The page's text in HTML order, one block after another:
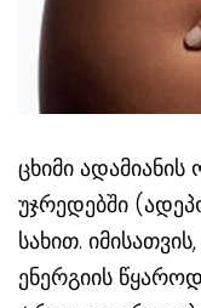
ცხიმი ადამიანის
უჯრედებში
სახით.
ენერგიის